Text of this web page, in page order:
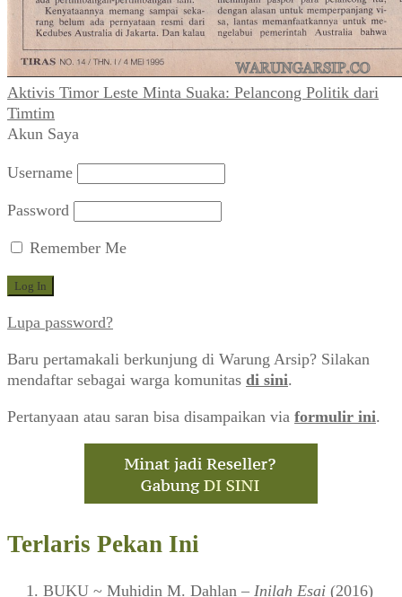
Aktivis Timor Leste Minta Suaka: Pelancong Politik dari
Timtim
Akun Saya
Username
Password
Remember Me
Lupa password?
Baru pertamakali berkunjung di Warung Arsip? Silakan
mendaftar sebagai warga komunitas di sini.
Pertanyaan atau saran bisa disampaikan via formulir ini.
Terlaris Pekan Ini
BUKU ~ Muhidin M. Dahlan – Inilah Esai (2016)